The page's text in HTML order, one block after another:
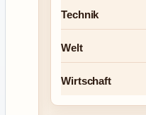
Technik
Welt
Wirtschaft